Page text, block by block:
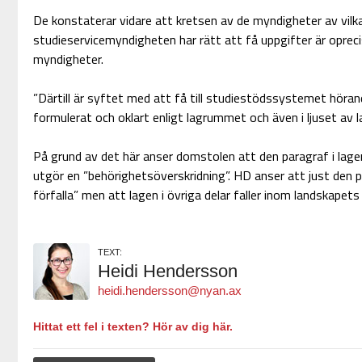
De konstaterar vidare att kretsen av de myndigheter av
studieservicemyndigheten har rätt att få uppgifter är
myndigheter.
”Därtill är syftet med att få till studiestödssystemet
formulerat och oklart enligt lagrummet och även i ljuset av
På grund av det här anser domstolen att den paragraf i
utgör en ”behörighetsöverskridning”. HD anser att just
förfalla” men att lagen i övriga delar faller inom
TEXT:
Heidi Hendersson
heidi.hendersson@nyan.ax
Hittat ett fel i texten? Hör av dig här.